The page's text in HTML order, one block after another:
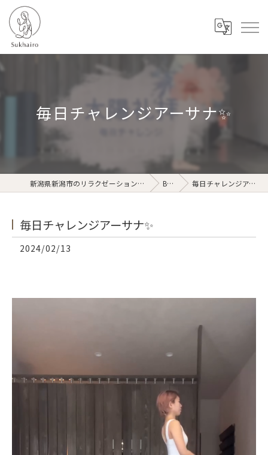
毎日チャレンジアーサナ✨
新潟県新潟市のリラクゼーションならSukhairo Blog 毎日チャレンジアーサナ✨
毎日チャレンジアーサナ✨
2024/02/13